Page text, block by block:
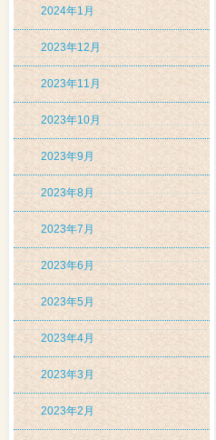
2024年1月
2023年12月
2023年11月
2023年10月
2023年9月
2023年8月
2023年7月
2023年6月
2023年5月
2023年4月
2023年3月
2023年2月